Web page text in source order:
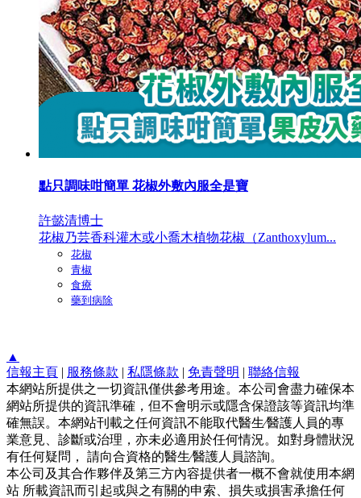
點只調味咁簡單 花椒外敷內服全是寶
許懿清博士
花椒乃芸香科灌木或小喬木植物花椒（Zanthoxylum...
花椒
青椒
食療
藥到病除
▲
信報主頁 | 服務條款 | 私隱條款 | 免責聲明 | 聯絡信報
本網站所提供之一切資訊僅供參考用途。本公司會盡力確保本
網站所提供的資訊準確，但不會明示或隱含保證該等資訊均準
確無誤。本網站刊載之任何資訊不能取代醫生∕醫護人員的專
業意見、診斷或治理，亦未必適用於任何情況。如對身體狀況
有任何疑問， 請向合資格的醫生∕醫護人員諮詢。
本公司及其合作夥伴及第三方內容提供者一概不會就使用本網
站 所載資訊而引起或與之有關的申索、損失或損害承擔任何